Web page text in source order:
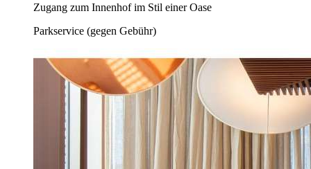
Zugang zum Innenhof im Stil einer Oase
Parkservice (gegen Gebühr)